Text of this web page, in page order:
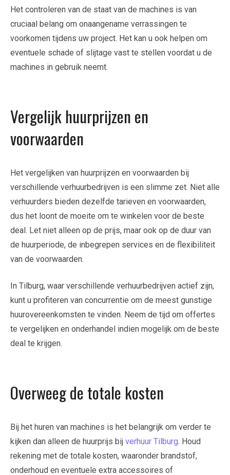
Het controleren van de staat van de machines is van
cruciaal belang om onaangename verrassingen te
voorkomen tijdens uw project. Het kan u ook helpen om
eventuele schade of slijtage vast te stellen voordat u de
machines in gebruik neemt.
Vergelijk huurprijzen en
voorwaarden
Het vergelijken van huurprijzen en voorwaarden bij
verschillende verhuurbedrijven is een slimme zet. Niet alle
verhuurders bieden dezelfde tarieven en voorwaarden,
dus het loont de moeite om te winkelen voor de beste
deal. Let niet alleen op de prijs, maar ook op de duur van
de huurperiode, de inbegrepen services en de flexibiliteit
van de voorwaarden.
In Tilburg, waar verschillende verhuurbedrijven actief zijn,
kunt u profiteren van concurrentie om de meest gunstige
huurovereenkomsten te vinden. Neem de tijd om offertes
te vergelijken en onderhandel indien mogelijk om de beste
deal te krijgen.
Overweeg de totale kosten
Bij het huren van machines is het belangrijk om verder te
kijken dan alleen de huurprijs bij verhuur Tilburg. Houd
rekening met de totale kosten, waaronder brandstof,
onderhoud en eventuele extra accessoires of